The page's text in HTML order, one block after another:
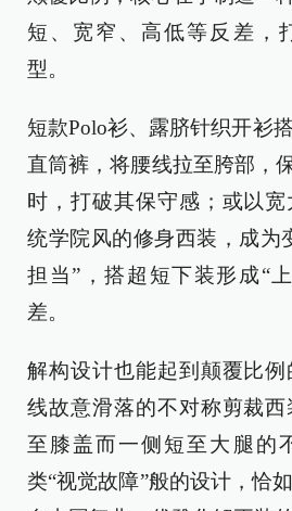
短、宽窄、高低等反差，
型。
短款Polo衫、露脐针织开衫
直筒裤，将腰线拉至胯部，
时，打破其保守感；或以
统学院风的修身西装，成为
担当”，搭超短下装形成“
差。
解构设计也能起到颠覆比
线故意滑落的不对称剪裁
至膝盖而一侧短至大腿的
类“视觉故障”般的设计，恰